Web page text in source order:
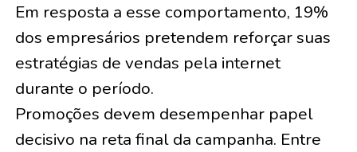
Em resposta a esse comportamento, 19%
dos empresários pretendem reforçar suas
estratégias de vendas pela internet
durante o período.
Promoções devem desempenhar papel
decisivo na reta final da campanha. Entre